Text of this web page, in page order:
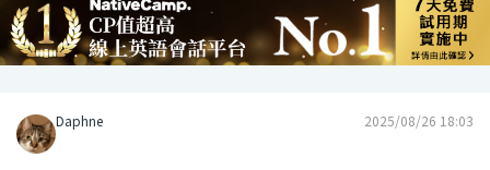
Daphne 2025/08/26 18:03